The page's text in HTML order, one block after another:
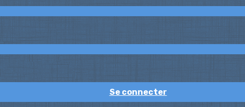
Se connecter